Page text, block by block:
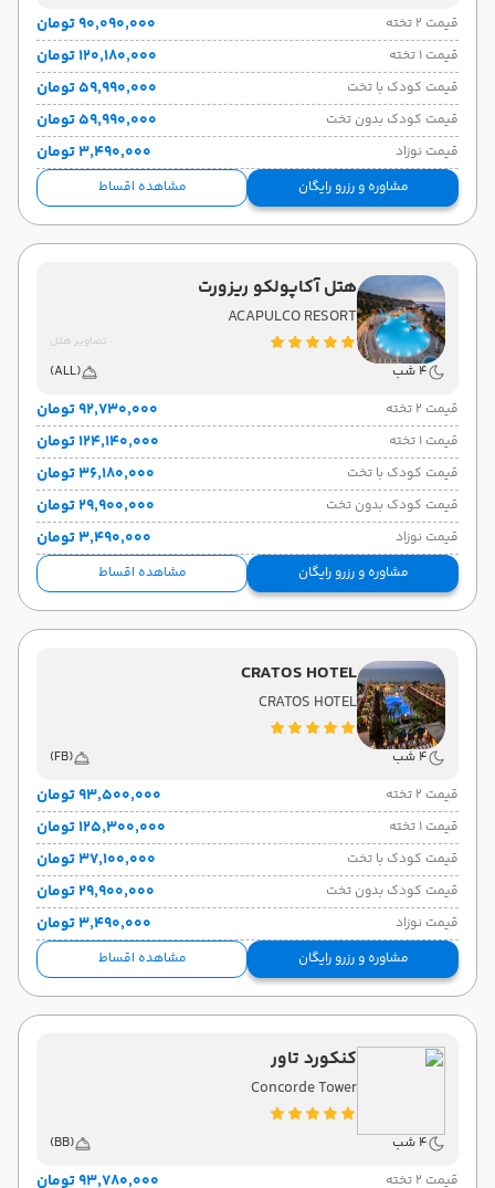
قیمت 2 تخته
۹۰٬۰۹۰٬۰۰۰ تومان
قیمت 1 تخته ۱۲۰٬۱۸۰٬۰۰۰ تومان
قیمت کودک با تخت ۵۹٬۹۹۰٬۰۰۰ تومان
قیمت کودک بدون تخت ۵۹٬۹۹۰٬۰۰۰ تومان
قیمت نوزاد ۳٬۴۹۰٬۰۰۰ تومان
مشاوره و رزرو رایگان مشاهده اقساط
هتل آکاپولکو ریزورت
ACAPULCO RESORT
تصاویر هتل
4 شب
(ALL)
قیمت 2 تخته
۹۲٬۷۳۰٬۰۰۰ تومان
قیمت 1 تخته ۱۲۴٬۱۴۰٬۰۰۰ تومان
قیمت کودک با تخت ۳۶٬۱۸۰٬۰۰۰ تومان
قیمت کودک بدون تخت ۲۹٬۹۰۰٬۰۰۰ تومان
قیمت نوزاد ۳٬۴۹۰٬۰۰۰ تومان
مشاوره و رزرو رایگان مشاهده اقساط
CRATOS HOTEL
CRATOS HOTEL
4 شب
(FB)
قیمت 2 تخته
۹۳٬۵۰۰٬۰۰۰ تومان
قیمت 1 تخته ۱۲۵٬۳۰۰٬۰۰۰ تومان
قیمت کودک با تخت ۳۷٬۱۰۰٬۰۰۰ تومان
قیمت کودک بدون تخت ۲۹٬۹۰۰٬۰۰۰ تومان
قیمت نوزاد ۳٬۴۹۰٬۰۰۰ تومان
مشاوره و رزرو رایگان مشاهده اقساط
کنکورد تاور
Concorde Tower
4 شب
(BB)
قیمت 2 تخته
۹۳٬۷۸۰٬۰۰۰ تومان